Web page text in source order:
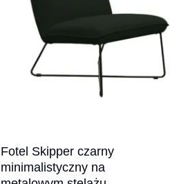
Fotel Skipper czarny
minimalistyczny na